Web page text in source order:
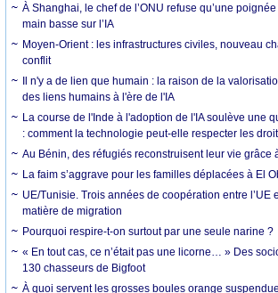
À Shanghai, le chef de l’ONU refuse qu’une
main basse sur l’IA
Moyen-Orient : les infrastructures civiles, nouveau
conflit
Il n'y a de lien que humain : la raison de la
des liens humains à l'ère de l'IA
La course de l'Inde à l'adoption de l'IA soulève une
: comment la technologie peut-elle respecter les
Au Bénin, des réfugiés reconstruisent leur vie grâce
La faim s’aggrave pour les familles déplacées à El
UE/Tunisie. Trois années de coopération entre l’UE
matière de migration
Pourquoi respire-t-on surtout par une seule narine ?
« En tout cas, ce n’était pas une licorne… » Des
130 chasseurs de Bigfoot
À quoi servent les grosses boules orange